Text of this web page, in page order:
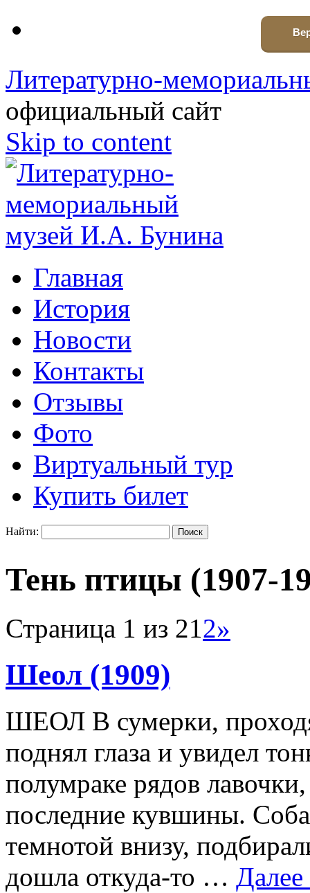
Литературно-
официальный сайт
Skip to content
Главная
История
Новости
Контакты
Отзывы
Фото
Виртуальный тур
Купить билет
Найти:
Тень птицы (1907-
Страница 1 из 212»
Шеол (1909)
ШЕОЛ В сумерки,
поднял глаза и увидел
полумраке рядов
последние кувшины.
темнотой внизу,
дошла откуда-то …